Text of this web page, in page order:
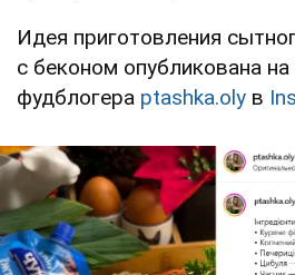
Идея приготовления
с беконом опубликована на
фудблогера ptashka.oly в